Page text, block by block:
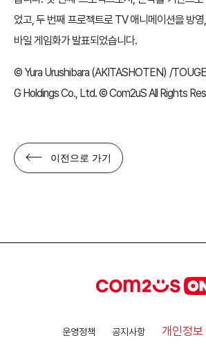
었고, 두 번째 프로젝트로 TV 애니메이션을 방
바일 게임화가 발표되었습니다.
© Yura Urushibara (AKITASHOTEN) /
G Holdings Co., Ltd. © Com2uS All Rights
이전으로 가기
운영정책 공지사항 개인정보